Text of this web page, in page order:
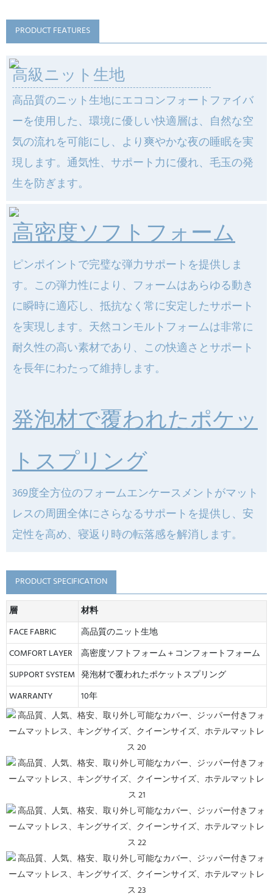
PRODUCT FEATURES
高級ニット生地
高品質のニット生地にエココンフォートファイバ
ーを使用した、環境に優しい快適層は、自然な空
気の流れを可能にし、より爽やかな夜の睡眠を実
現します。通気性、サポート力に優れ、毛玉の発
生を防ぎます。
高密度ソフトフォーム
ピンポイントで完璧な弾力サポートを提供しま
す。この弾力性により、フォームはあらゆる動き
に瞬時に適応し、抵抗なく常に安定したサポート
を実現します。天然コンモルトフォームは非常に
耐久性の高い素材であり、この快適さとサポート
を長年にわたって維持します。
発泡材で覆われたポケッ
トスプリング
369度全方位のフォームエンケースメントがマット
レスの周囲全体にさらなるサポートを提供し、安
定性を高め、寝返り時の転落感を解消します。
PRODUCT SPECIFICATION
層
材料
FACE FABRIC
高品質のニット生地
COMFORT LAYER
高密度ソフトフォーム＋コンフォートフォーム
SUPPORT SYSTEM 発泡材で覆われたポケットスプリング
WARRANTY
10年